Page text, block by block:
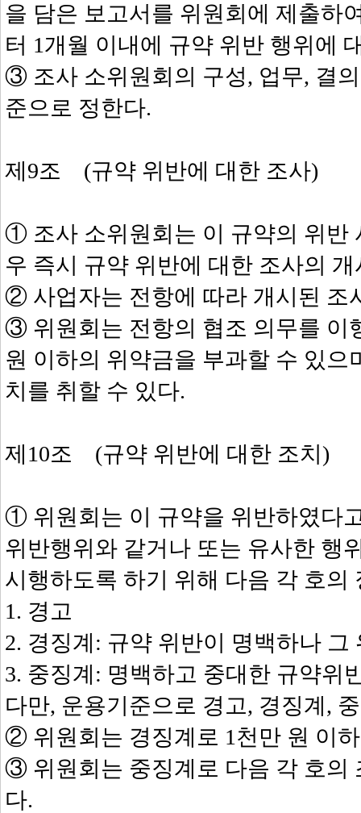
을 담은 보고서를 위원회에 제출하
터 1개월 이내에 규약 위반 행위에
③ 조사 소위원회의 구성, 업무, 결
준으로 정한다.
제9조 (규약 위반에 대한 조사)
① 조사 소위원회는 이 규약의 위반
우 즉시 규약 위반에 대한 조사의
② 사업자는 전항에 따라 개시된 조
③ 위원회는 전항의 협조 의무를 이
원 이하의 위약금을 부과할 수 있
치를 취할 수 있다.
제10조 (규약 위반에 대한 조치)
① 위원회는 이 규약을 위반하였다
위반행위와 같거나 또는 유사한 행
시행하도록 하기 위해 다음 각 호의
1. 경고
2. 경징계: 규약 위반이 명백하나
3. 중징계: 명백하고 중대한 규약위
다만, 운용기준으로 경고, 경징계,
② 위원회는 경징계로 1천만 원 이
③ 위원회는 중징계로 다음 각 호의
다.